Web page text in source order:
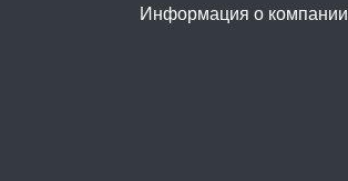
Информация о компании